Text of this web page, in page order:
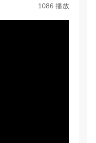
1086 播放